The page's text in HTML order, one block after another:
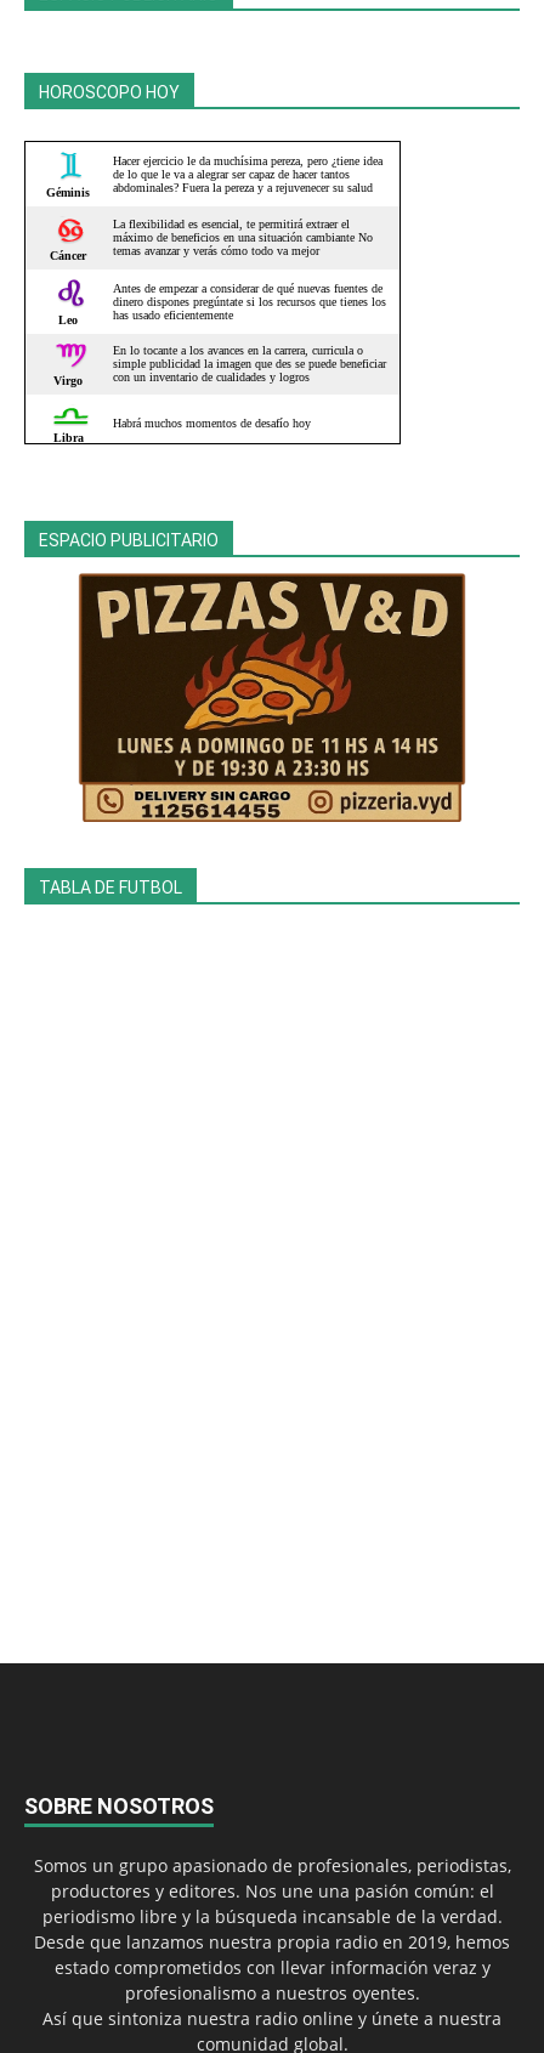
HOROSCOPO HOY
ESPACIO PUBLICITARIO
TABLA DE FUTBOL
SOBRE NOSOTROS
Somos un grupo apasionado de profesionales, periodistas,
productores y editores. Nos une una pasión común: el
periodismo libre y la búsqueda incansable de la verdad.
Desde que lanzamos nuestra propia radio en 2019, hemos
estado comprometidos con llevar información veraz y
profesionalismo a nuestros oyentes.
Así que sintoniza nuestra radio online y únete a nuestra
comunidad global.